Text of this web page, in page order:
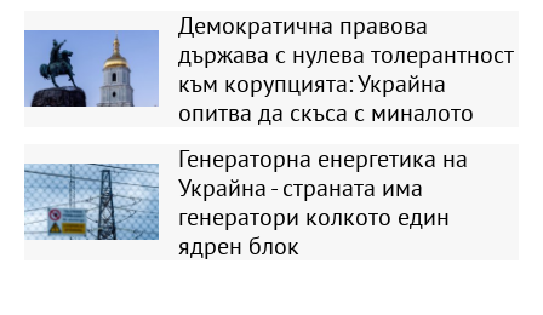
Демократична правова
държава с нулева толерантност
към корупцията: Украйна
опитва да скъса с миналото
Генераторна енергетика на
Украйна - страната има
генератори колкото един
ядрен блок